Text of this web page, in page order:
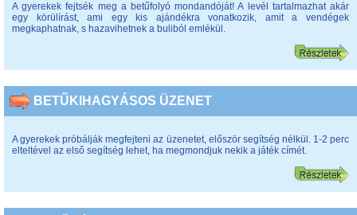
A gyerekek fejtsék meg a betűfolyó mondandóját! A levél tartalmazhat akár
egy körülírást, ami egy kis ajándékra vonatkozik, amit a vendégek
megkaphatnak, s hazavihetnek a buliból emlékül.
BETŰKIHAGYÁSOS ÜZENET
A gyerekek próbálják megfejteni az üzenetet, először segítség nélkül. 1-2 perc
elteltével az első segítség lehet, ha megmondjuk nekik a játék címét.